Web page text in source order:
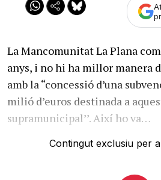
La Mancomunitat La Plana
anys, i no hi ha millor manera
amb la “concessió d’una
milió d’euros destinada a
supramunicipal’’. Així ho va…
Contingut exclusiu per